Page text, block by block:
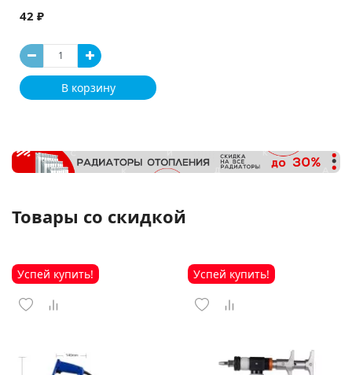
42 ₽
В корзину
Товары со скидкой
Успей купить! Успей купить!